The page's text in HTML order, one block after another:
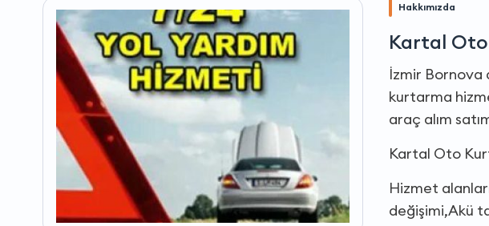
Hakkımızda
Kartal
İzmir
kurtarma
araç alım
Kartal Oto
Hizmet
değişimi,Akü